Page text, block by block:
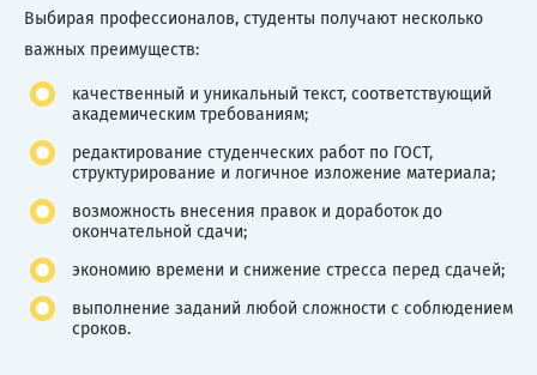
Выбирая профессионалов, студенты получают несколько
важных преимуществ:
качественный и уникальный текст, соответствующий
академическим требованиям;
редактирование студенческих работ по ГОСТ,
структурирование и логичное изложение материала;
возможность внесения правок и доработок до
окончательной сдачи;
экономию времени и снижение стресса перед сдачей;
выполнение заданий любой сложности с соблюдением
сроков.